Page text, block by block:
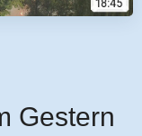
Gestern